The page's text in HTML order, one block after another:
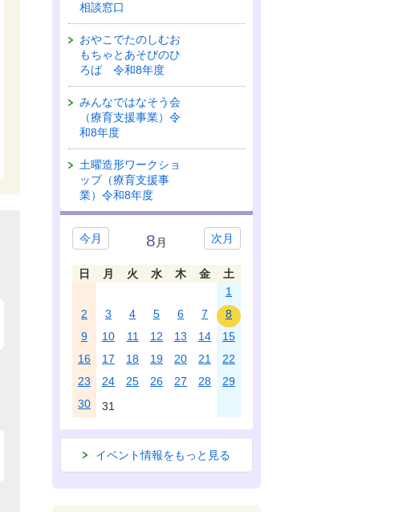
相談窓口
おやこでたのしむお
もちゃとあそびのひ
ろば 令和8年度
みんなではなそう会
（療育支援事業）令
和8年度
土曜造形ワークショ
ップ（療育支援事
業）令和8年度
今月 次月
8 月
日 月 火 水 木 金
土
1
2
3 4 5 6 7
8
9
10 11 12 13 14
15
16
17 18 19 20 21
22
23
24 25 26 27 28
29
30
31
イベント情報をもっと見る